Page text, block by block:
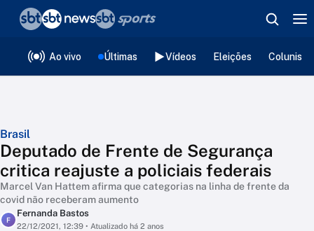
Ao vivo Últimas Vídeos Eleições
Brasil
Deputado de Frente de Segurança
critica reajuste a policiais federais
Marcel Van Hattem afirma que categorias na linha de frente da
covid não receberam aumento
F
Fernanda Bastos
22/12/2021, 12:39 • Atualizado há 2 anos
❮voltar
Editorias